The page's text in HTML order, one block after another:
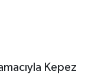
Kepez